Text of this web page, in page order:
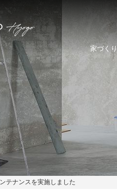
家づく
テナンスを実施しました